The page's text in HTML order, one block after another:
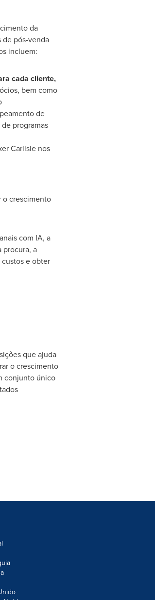
da
pós-venda
incluem:
cada cliente,
bem como
de
programas
Carlisle nos
o crescimento
com IA, a
a
e obter
que ajuda
o crescimento
conjunto único